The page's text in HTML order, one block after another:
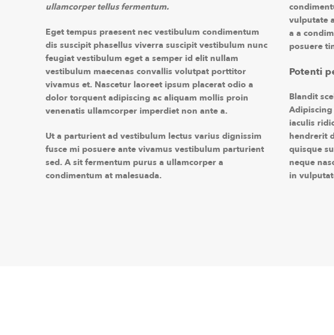
ullamcorper tellus fermentum.
Eget tempus praesent nec vestibulum condimentum
dis suscipit phasellus viverra suscipit vestibulum nunc
feugiat vestibulum eget a semper id elit nullam
vestibulum maecenas convallis volutpat porttitor
vivamus et. Nascetur laoreet ipsum placerat odio a
dolor torquent adipiscing ac aliquam mollis proin
venenatis ullamcorper imperdiet non ante a.
Ut a parturient ad vestibulum lectus varius dignissim
fusce mi posuere ante vivamus vestibulum parturient
sed. A sit fermentum purus a ullamcorper a
condimentum at malesuada.
vulputate
a a
posuere
Potenti
Blandit
iaculis
hendrerit
quisque
neque
in